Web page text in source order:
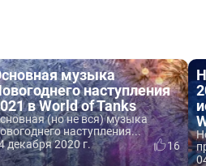
музыка
наступления
в World of Tanks
(но не вся) музыка
наступления...
декабря 2020 г.
16